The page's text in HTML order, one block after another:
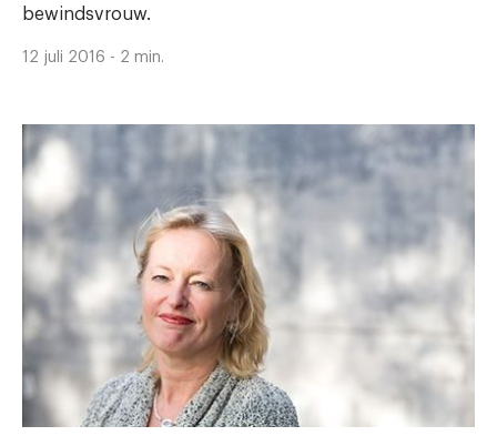
bewindsvrouw.
12 juli 2016 - 2 min.